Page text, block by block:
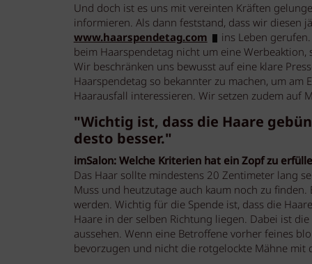
Und doch ist es uns mit vereinten Kräften
informieren. Als dann feststand, dass wir diesen
www.haarspendetag.com
ins Leben
beim Haarspendetag nicht um eine
Wir beschränken uns bewusst auf eine klare
Haarspendetag so bekannter zu machen, um am
Haarausfall interessieren. Wir setzen zudem auf
"Wichtig ist, dass die Haare
desto besser."
imSalon: Welche Kriterien hat ein Zopf zu
Das Haar sollte mindestens 20 Zentimeter lang
Muss und heutzutage auch kaum noch zu
werden. Wichtig für die Spende ist, dass die
Haare in der selben Richtung liegen. Dabei ist
aussehen. Wenn eine Betroffene vorher feines
bevorzugen und nicht die rotgelockte Mähne mit